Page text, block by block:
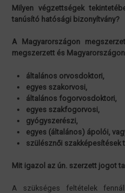
Milyen végzettségek
tanúsító hatósági bizonyítvány?
A Magyarországon
megszerzett és
általános orvosdoktori,
egyes szakorvosi,
általános fogorvosdoktori,
egyes szakfogorvosi,
gyógyszerészi,
egyes (általános) ápolói,
szülésznői szakképesítések
Mit igazol az ún. szerzett jogot
A szükséges feltételek